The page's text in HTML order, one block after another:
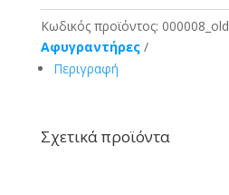
Κωδικός προϊόντος: 000008_old
Αφυγραντήρες
Περιγραφή
Σχετικά προϊόντα